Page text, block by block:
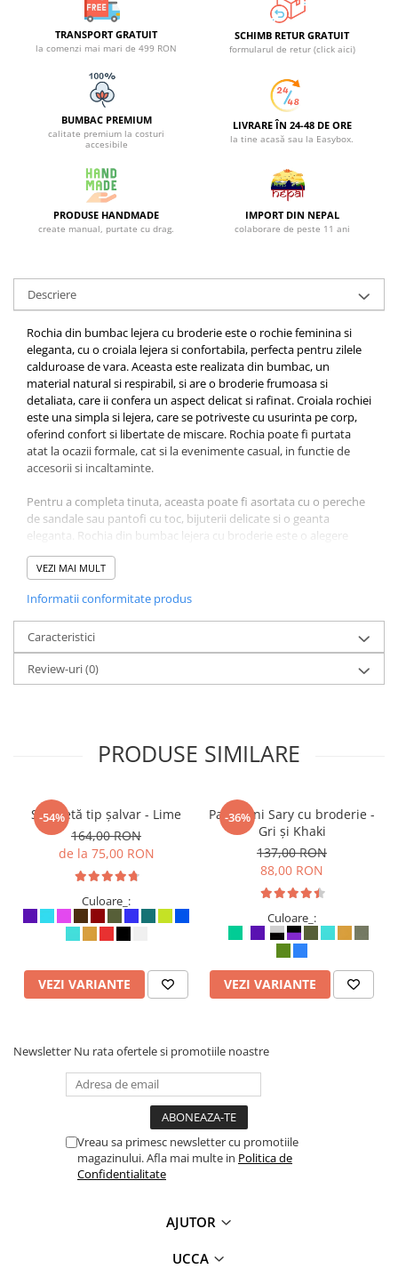
TRANSPORT GRATUIT
la comenzi mai mari de 499 RON
SCHIMB RETUR GRATUIT
formularul de retur (click aici)
BUMBAC PREMIUM
calitate premium la costuri
accesibile
LIVRARE ÎN 24-48 DE ORE
la tine acasă sau la Easybox.
PRODUSE HANDMADE
create manual, purtate cu drag.
IMPORT DIN NEPAL
colaborare de peste 11 ani
Descriere
Rochia din bumbac lejera cu broderie este o rochie feminina si
eleganta, cu o croiala lejera si confortabila, perfecta pentru zilele
calduroase de vara. Aceasta este realizata din bumbac, un
material natural si respirabil, si are o broderie frumoasa si
detaliata, care ii confera un aspect delicat si rafinat. Croiala rochiei
este una simpla si lejera, care se potriveste cu usurinta pe corp,
oferind confort si libertate de miscare. Rochia poate fi purtata
atat la ocazii formale, cat si la evenimente casual, in functie de
accesorii si incaltaminte.
Pentru a completa tinuta, aceasta poate fi asortata cu o pereche
de sandale sau pantofi cu toc, bijuterii delicate si o geanta
eleganta. Rochia din bumbac lejera cu broderie este o alegere
perfecta pentru orice femeie care doreste sa arate rafinata si
sofisticata in timpul verii.
-confectionata din 100% bumbac
-versatila
-realizata in conditii etice
-made in Nepal
VEZI MAI MULT
Informatii conformitate produs
Caracteristici
Review-uri(0)
PRODUSE SIMILARE
-54%
Salopetă tip șalvar - Lime
164,00 RON
de la 75,00 RON
Culoare_:
VEZI VARIANTE
-36%
Pantaloni Sary cu broderie -
Gri și Khaki
137,00 RON
88,00 RON
Culoare_:
VEZI VARIANTE
Newsletter Nu rata ofertele si promotiile noastre
Vreau sa primesc newsletter cu promotiile
magazinului. Afla mai multe in Politica de
Confidentialitate
AJUTOR
UCCA